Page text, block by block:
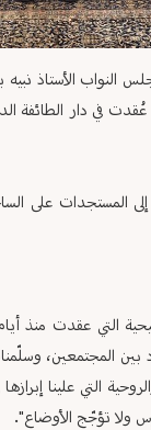
النواب الأستاذ
في دار الطائفة
على
التي عقدت منذ
بين المجتمعين،
التي علينا
ولا تؤجّج الأوضاع".